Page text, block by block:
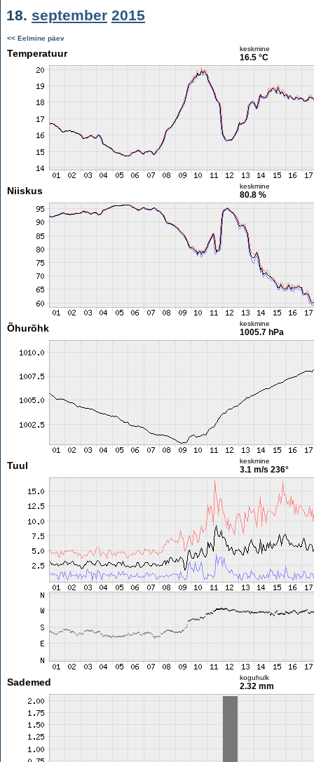
18. september 2015
<< Eelmine päev
Temperatuur keskmine
16.5 °C
Niiskus keskmine
80.8 %
Õhurõhk keskmine
1005.7 hPa
Tuul keskmine
3.1 m/s 236°
Sademed koguhulk
2.32 mm